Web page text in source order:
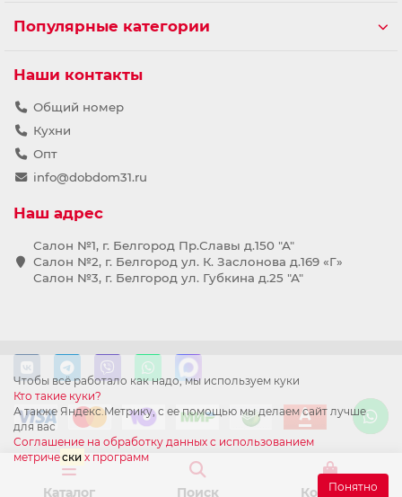
Чтобы всё работало как надо, мы используем куки
Кто такие куки?
А также Яндекс.Метрику, с ее помощью мы делаем сайт лучше
для вас
Соглашение на обработку данных с использованием
метрически х программ
Понятно
Популярные категории
Наши контакты
Общий номер
Кухни
Опт
info@dobdom31.ru
Наш адрес
Салон №1, г. Белгород Пр.Славы д.150 "А"
Салон №2, г. Белгород ул. К. Заслонова д.169 «Г»
Салон №3, г. Белгород ул. Губкина д.25 "А"
Каталог Поиск Корзина